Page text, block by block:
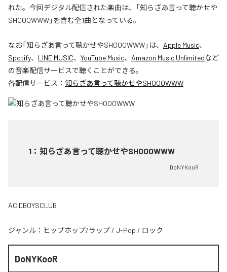
れた。今回デジタル配信された楽曲は、「知らざあ言って聴かせや
SHOOOWWW」を含む全1曲となっている。
なお「知らざあ言って聴かせやSHOOOWWW」は、 Apple Music、
Spotify、 LINE MUSIC、 YouTube Music、 Amazon Music Unlimitedなど
の音楽配信サービスで聴くことができる。
各配信サービス： 知らざあ言って聴かせやSHOOOWWW
1 ： 知らざあ言って聴かせやSHOOOWWW
DoNYKooR
ACIDBOYSCLUB
ジャンル： ヒップホップ/ラップ / J-Pop / ロック
DoNYKooR